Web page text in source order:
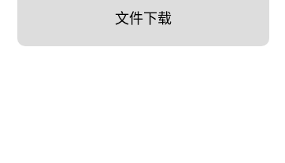
文件下载